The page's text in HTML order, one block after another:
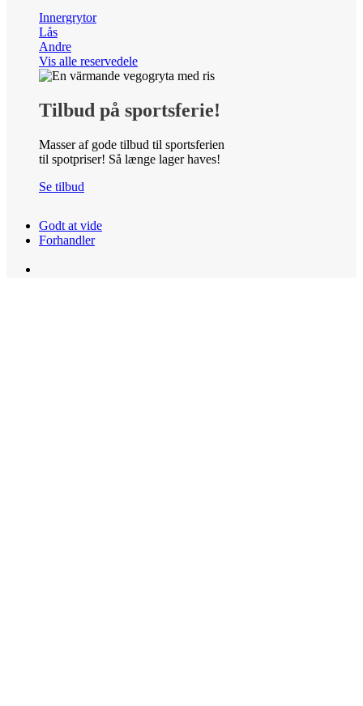
Innergrytor
Lås
Andre
Vis alle reservedele
Tilbud på sportsferie!
Masser af gode tilbud til sportsferien
til spotpriser! Så længe lager haves!
Se tilbud
Godt at vide
Forhandler